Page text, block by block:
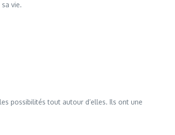
vie.
possibilités tout autour d’elles. Ils ont une